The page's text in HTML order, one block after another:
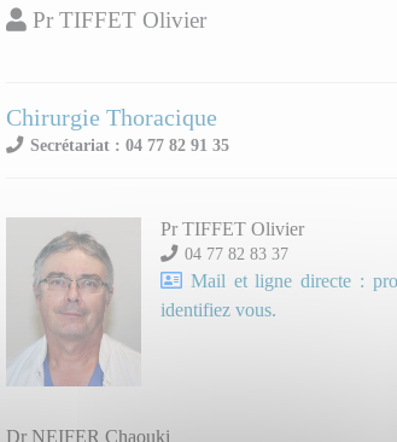
Pr TIFFET Olivier
Chirurgie Thoracique
Secrétariat : 04 77 82 91 35
Pr TIFFET Olivier
04 77 82 83 37
Mail et ligne directe :
identifiez vous.
Dr NEIFER Chaouki